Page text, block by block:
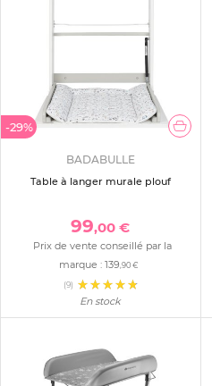
-29%
BADABULLE
Table à langer murale plouf
99,00 €
Prix de vente conseillé par la
marque : 139,90 €
(9)
En stock